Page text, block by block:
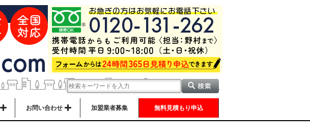
お問い合わせ 加盟業者募集 無料見積もり申込